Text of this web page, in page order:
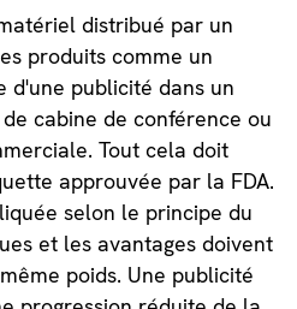
distribué par un
produits comme un
d'une publicité dans un
cabine de conférence ou
Tout cela doit
approuvée par la FDA.
selon le principe du
et les avantages doivent
poids. Une publicité